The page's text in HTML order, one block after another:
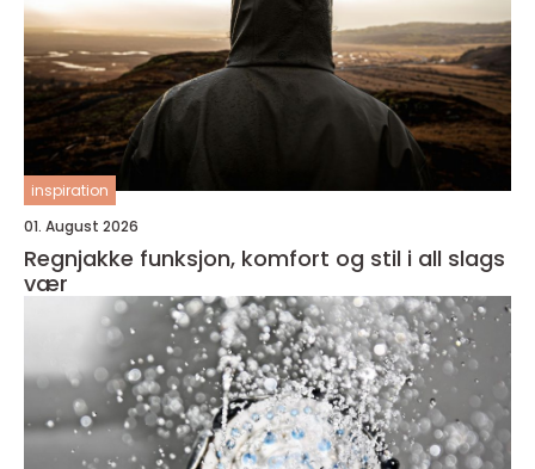
inspiration
01. August 2026
Regnjakke funksjon, komfort og stil i all slags
vær